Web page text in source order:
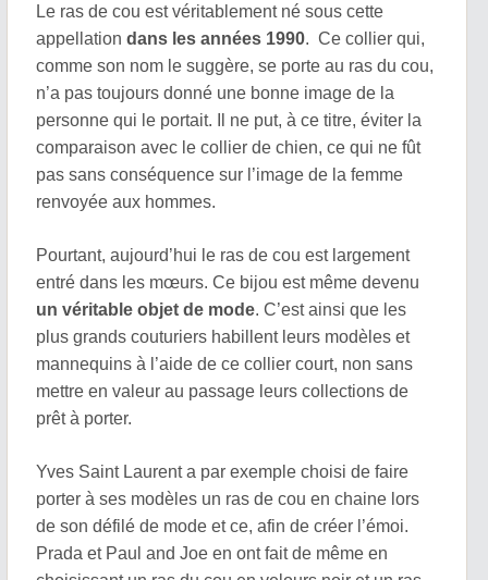
Le ras de cou est véritablement né sous cette
appellationdans les années 1990. Ce collier qui,
comme son nom le suggère, se porte au ras du cou,
n’a pas toujours donné une bonne image de la
personne qui le portait. Il ne put, à ce titre, éviter la
comparaison avec le collier de chien, ce qui ne fût
pas sans conséquence sur l’image de la femme
renvoyée aux hommes.
Pourtant, aujourd’hui le ras de cou est largement
entré dans les mœurs. Ce bijou est même devenu
un véritable objet de mode. C’est ainsi que les
plus grands couturiers habillent leurs modèles et
mannequins à l’aide de ce collier court, non sans
mettre en valeur au passage leurs collections de
prêt à porter.
Yves Saint Laurent a par exemple choisi de faire
porter à ses modèles un ras de cou en chaine lors
de son défilé de mode et ce, afin de créer l’émoi.
Prada et Paul and Joe en ont fait de même en